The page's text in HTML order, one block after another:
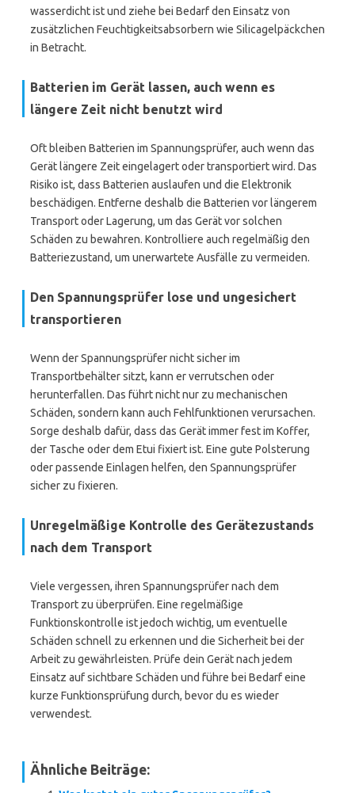
wasserdicht ist und ziehe bei Bedarf den Einsatz von
zusätzlichen Feuchtigkeitsabsorbern wie Silicagelpäckchen
in Betracht.
Batterien im Gerät lassen, auch wenn es
längere Zeit nicht benutzt wird
Oft bleiben Batterien im Spannungsprüfer, auch wenn das
Gerät längere Zeit eingelagert oder transportiert wird. Das
Risiko ist, dass Batterien auslaufen und die Elektronik
beschädigen. Entferne deshalb die Batterien vor längerem
Transport oder Lagerung, um das Gerät vor solchen
Schäden zu bewahren. Kontrolliere auch regelmäßig den
Batteriezustand, um unerwartete Ausfälle zu vermeiden.
Den Spannungsprüfer lose und ungesichert
transportieren
Wenn der Spannungsprüfer nicht sicher im
Transportbehälter sitzt, kann er verrutschen oder
herunterfallen. Das führt nicht nur zu mechanischen
Schäden, sondern kann auch Fehlfunktionen verursachen.
Sorge deshalb dafür, dass das Gerät immer fest im Koffer,
der Tasche oder dem Etui fixiert ist. Eine gute Polsterung
oder passende Einlagen helfen, den Spannungsprüfer
sicher zu fixieren.
Unregelmäßige Kontrolle des Gerätezustands
nach dem Transport
Viele vergessen, ihren Spannungsprüfer nach dem
Transport zu überprüfen. Eine regelmäßige
Funktionskontrolle ist jedoch wichtig, um eventuelle
Schäden schnell zu erkennen und die Sicherheit bei der
Arbeit zu gewährleisten. Prüfe dein Gerät nach jedem
Einsatz auf sichtbare Schäden und führe bei Bedarf eine
kurze Funktionsprüfung durch, bevor du es wieder
verwendest.
Ähnliche Beiträge: